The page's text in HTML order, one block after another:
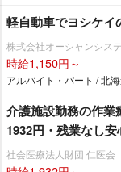
軽自動車でヨシケイ
株式会社オーシャンシス
時給1,150円～
アルバイト・パート / 北
介護施設勤務の作業
1932円・残業なし
社会医療法人財団 仁医会